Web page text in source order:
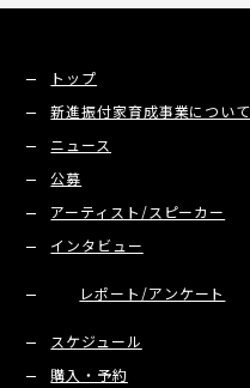
トップ
新進振付家育成事業について
ニュース
公募
アーティスト/スピーカー
インタビュー
レポート/アンケート
スケジュール
購入・予約